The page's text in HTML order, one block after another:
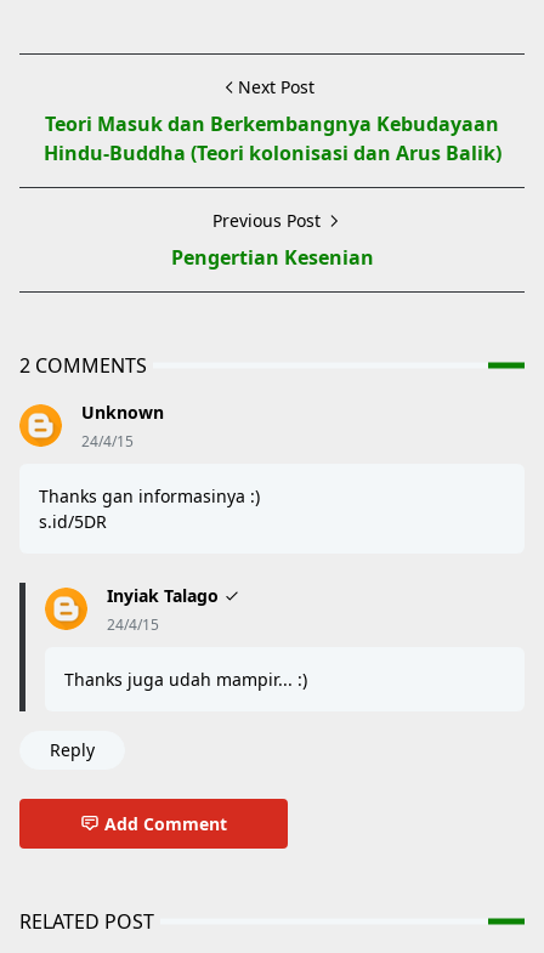
Next Post
Teori Masuk dan Berkembangnya Kebudayaan
Hindu-Buddha (Teori kolonisasi dan Arus Balik)
Previous Post
Pengertian Kesenian
2 COMMENTS
Unknown
24/4/15
Thanks gan informasinya :)
s.id/5DR
Inyiak Talago
24/4/15
Thanks juga udah mampir... :)
Reply
Add Comment
RELATED POST